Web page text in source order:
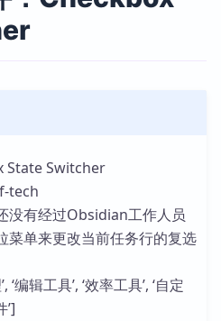
State Switcher
tech
没有经过Obsidian工作人员
菜单来更改当前任务行的复选
编辑工具’, ‘效率工具’, ‘自定
’]